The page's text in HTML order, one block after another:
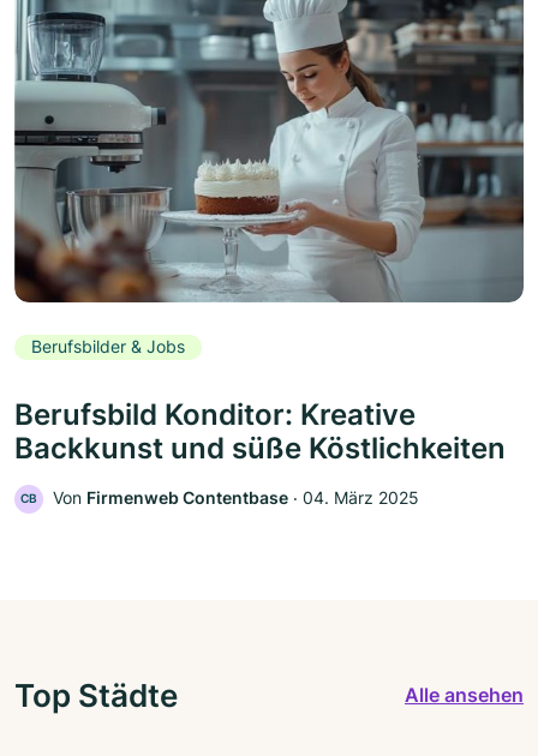
Berufsbilder & Jobs
Berufsbild Konditor: Kreative
Backkunst und süße Köstlichkeiten
CB Von Firmenweb Contentbase ‧ 04. März 2025
Top Städte Alle ansehen